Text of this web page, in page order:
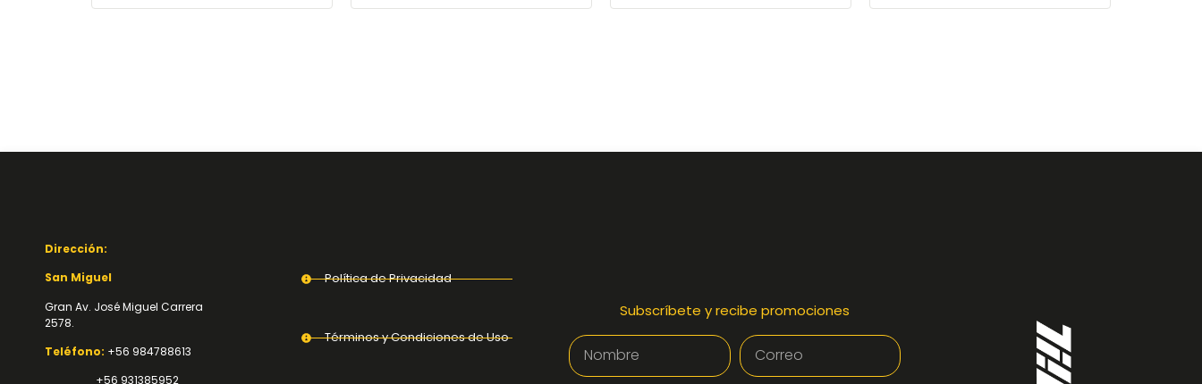
Dirección:
San Miguel
Gran Av. José Miguel Carrera
2578.
Teléfono: +56 984788613
+56 931385952
Política de Privacidad
Términos y Condiciones de Uso
Subscríbete y recibe promociones